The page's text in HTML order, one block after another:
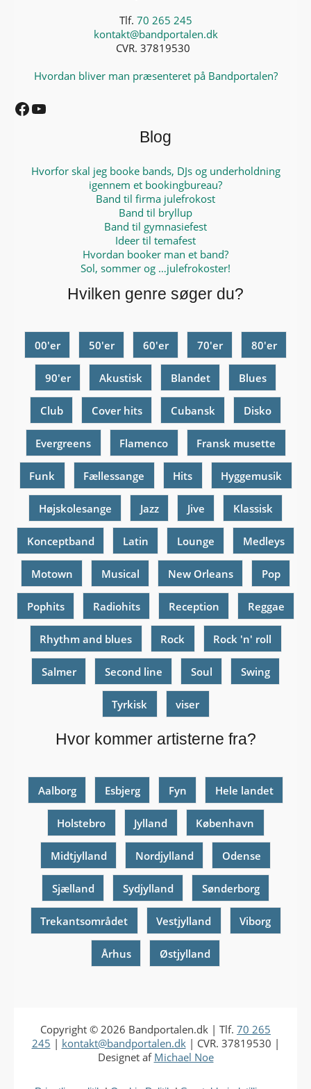
Tlf. 70 265 245
kontakt@bandportalen.dk
CVR. 37819530
Hvordan bliver man præsenteret på Bandportalen?
Facebook
Blog
Hvorfor skal jeg booke bands, DJs og underholdning
igennem et bookingbureau?
Band til firma julefrokost
Band til bryllup
Band til gymnasiefest
Ideer til temafest
Hvordan booker man et band?
Sol, sommer og …julefrokoster!
Hvilken genre søger du?
00'er 50'er 60'er 70'er 80'er
90'er Akustisk Blandet Blues
Club Cover hits Cubansk Disko
Evergreens Flamenco Fransk musette
Funk Fællessange Hits Hyggemusik
Højskolesange Jazz Jive Klassisk
Konceptband Latin Lounge Medleys
Motown Musical New Orleans Pop
Pophits Radiohits Reception Reggae
Rhythm and blues Rock Rock 'n' roll
Salmer Second line Soul Swing
Tyrkisk viser
Hvor kommer artisterne fra?
Aalborg Esbjerg Fyn Hele landet
Holstebro Jylland København
Midtjylland Nordjylland Odense
Sjælland Sydjylland Sønderborg
Trekantsområdet Vestjylland Viborg
Århus Østjylland
Copyright © 2026 Bandportalen.dk | Tlf. 70 265
245 | kontakt@bandportalen.dk| CVR. 37819530 |
Designet af Michael Noe